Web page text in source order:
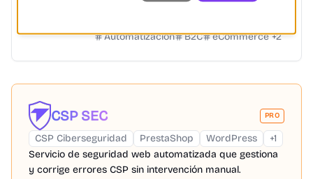
Automatización B2C eCommerce +2
CSP SEC PRO
CSP Ciberseguridad PrestaShop WordPress +1
Servicio de seguridad web automatizada que gestiona
y corrige errores CSP sin intervención manual.